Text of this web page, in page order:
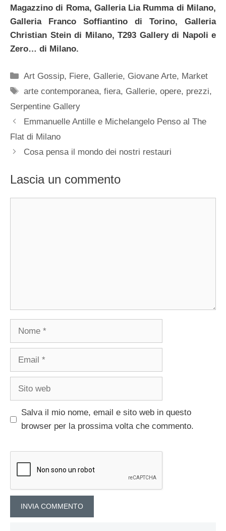
Magazzino di Roma, Galleria Lia Rumma di Milano,
Galleria Franco Soffiantino di Torino, Galleria
Christian Stein di Milano, T293 Gallery di Napoli e
Zero… di Milano.
Categorie
Art Gossip, Fiere, Gallerie, Giovane Arte, Market
Tag
arte contemporanea,fiera, Gallerie,opere, prezzi,
Serpentine Gallery
Emmanuelle Antille e Michelangelo Penso al The
Flat di Milano
Cosa pensa il mondo dei nostri restauri
Lascia un commento
Nome
Email
Sito
Salva il mio nome, email e sito web in questo
browser per la prossima volta che commento.